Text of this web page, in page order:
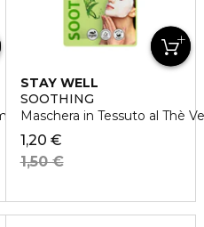
STAY WELL
SOOTHING
Maschera in Tessuto al Thè
1,20 €
1,50 €